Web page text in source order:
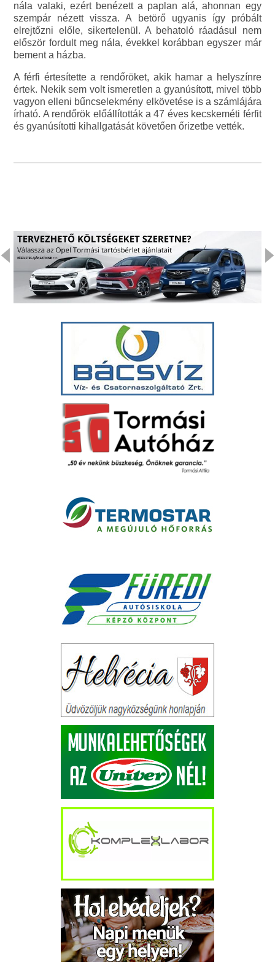
nála valaki, ezért benézett a paplan alá, ahonnan egy
szempár nézett vissza. A betörő ugyanis így próbált
elrejtőzni előle, sikertelenül. A behatoló ráadásul nem
először fordult meg nála, évekkel korábban egyszer már
bement a házba.
A férfi értesítette a rendőröket, akik hamar a helyszínre
értek. Nekik sem volt ismeretlen a gyanúsított, mivel több
vagyon elleni bűncselekmény elkövetése is a számlájára
írható. A rendőrök előállították a 47 éves kecskeméti férfit
és gyanúsítotti kihallgatását követően őrizetbe vették.